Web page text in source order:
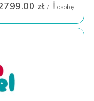
zł / osobę